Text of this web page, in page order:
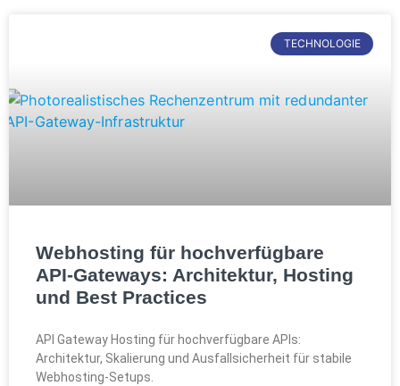
TECHNOLOGIE
Webhosting für hochverfügbare
API-Gateways: Architektur, Hosting
und Best Practices
API Gateway Hosting für hochverfügbare APIs:
Architektur, Skalierung und Ausfallsicherheit für stabile
Webhosting-Setups.